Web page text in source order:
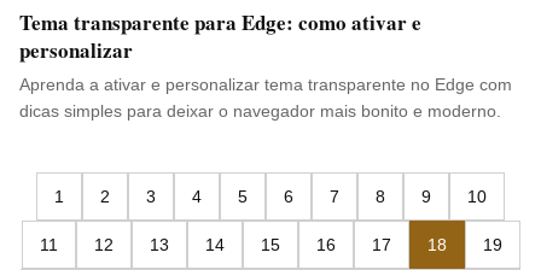
Tema transparente para Edge: como ativar e
personalizar
Aprenda a ativar e personalizar tema transparente no Edge com
dicas simples para deixar o navegador mais bonito e moderno.
1 2 3 4 5 6 7 8 9 10
11 12 13 14 15 16 17 18 19